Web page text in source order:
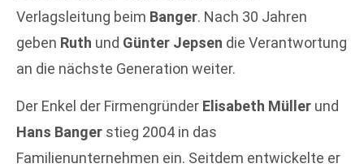
Verlagsleitung beim Banger. Nach 30 Jahren
geben Ruth und Günter Jepsen die Verantwortung
an die nächste Generation weiter.
Der Enkel der Firmengründer Elisabeth Müller und
Hans Banger stieg 2004 in das
Familienunternehmen ein. Seitdem entwickelte er